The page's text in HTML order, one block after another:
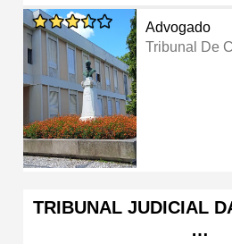
Advogado
Tribunal De
TRIBUNAL JUDICIAL
…